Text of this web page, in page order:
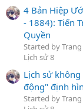
4 Bản Hiệp
- 1884): Tiến
Quyền
Started by
Lịch sử 8
Lịch sử
động" định
Started by